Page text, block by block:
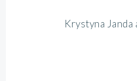
Krystyna